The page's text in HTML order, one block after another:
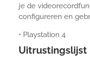
je de
configureren en
• Playstation 4
Uitrustingslijst